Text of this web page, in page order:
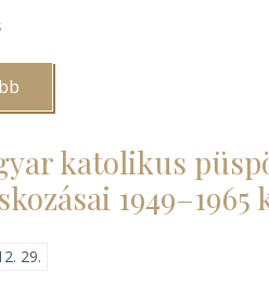
református
sorsa
jobbra
fordul
)
katolikus
1949–1965
29.